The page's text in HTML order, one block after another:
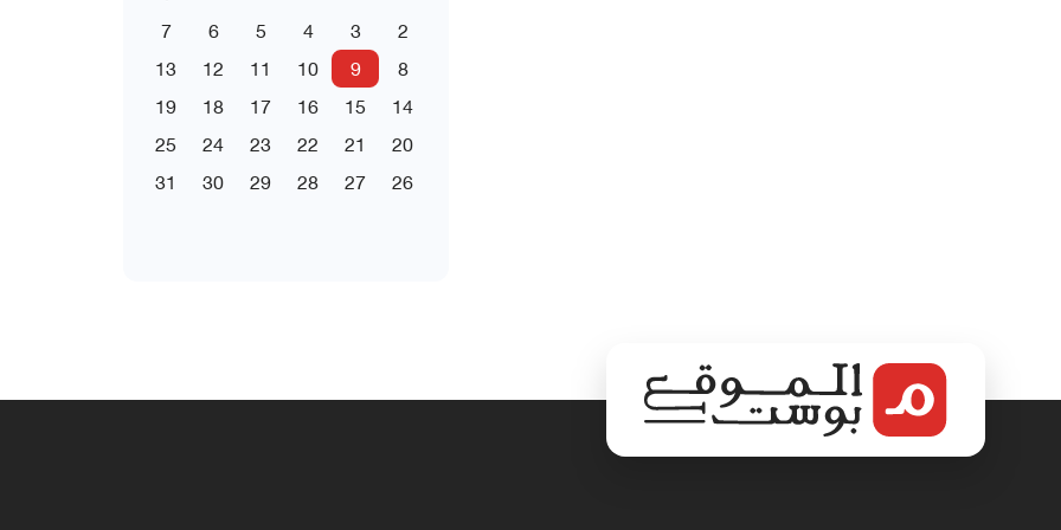
2
3
4
5
6
7
8
9
10
11
12
13
14
15
16
17
18
19
20
21
22
23
24
25
26
27
28
29
30
31